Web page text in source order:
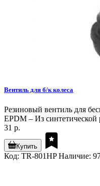
Вентиль для б/к колеса
Резиновый вентиль для
EPDM – Из
31 р.
Купить
Код: TR-801HP Наличие: